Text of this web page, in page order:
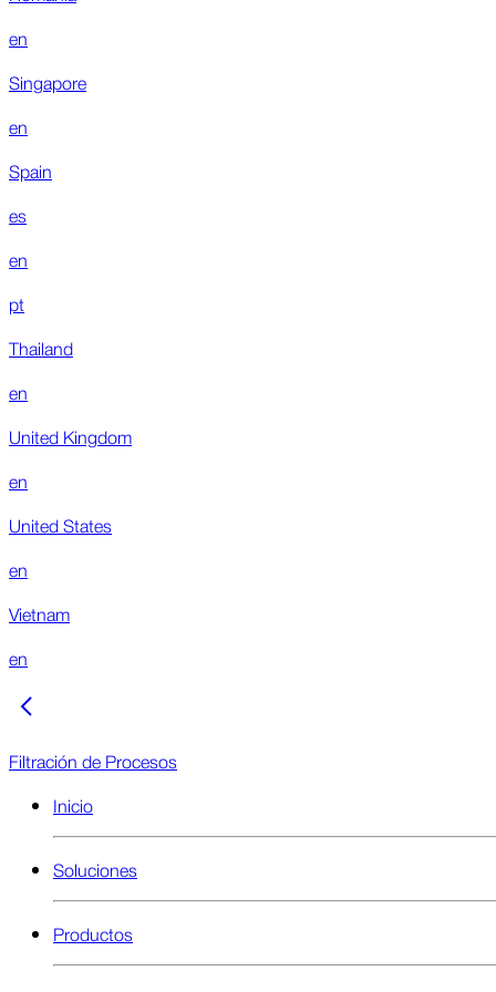
en
Singapore
en
Spain
es
en
pt
Thailand
en
United Kingdom
en
United States
en
Vietnam
en
Filtración de Procesos
Inicio
Soluciones
Productos